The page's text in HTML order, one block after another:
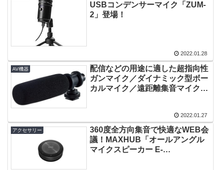
USBコンデンサーマイク「ZUM-
2」登場！
2022.01.28
AV機器
配信などの用途に適した超指向性
ガンマイク／ダイナミック型ボー
カルマイク／遠距離集音マイクの
2022.01.27
アクセサリー
360度全方向集音で快適なWEB会
議！MAXHUB「オールアングル
マイクスピーカー E-